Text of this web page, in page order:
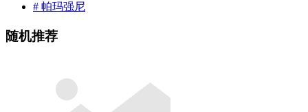
# 帕玛强尼
随机推荐